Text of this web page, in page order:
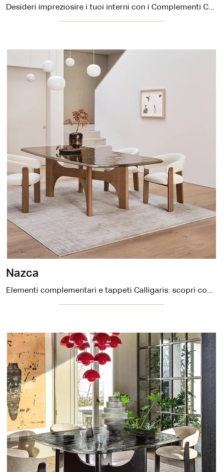
Desideri impreziosire i tuoi interni con i Complementi Calligaris? Eccoti differenti modelli di tappeti in tessuto come Nest.
Nazca
Elementi complementari e tappeti Calligaris: scopri come impreziosire i tuoi spazi moderni con il modello Nazca.